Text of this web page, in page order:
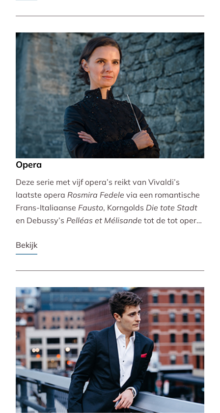
Opera
Deze serie met vijf opera’s reikt van Vivaldi’s
laatste opera Rosmira Fedele via een romantische
Frans-Italiaanse Fausto, Korngolds Die tote Stadt
en Debussy’s Pelléas et Mélisande tot de tot opera
Vivaldi wordt gebracht door de Accademia
opera’s tekenen het Radio Filharmonisch Orkest en
Bekijk